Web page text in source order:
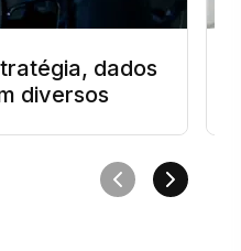
dados
diversos